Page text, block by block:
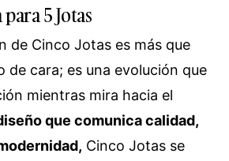
5 Jotas
de Cinco Jotas es más que
de cara; es una evolución que
mientras mira hacia el
que comunica calidad,
Cinco Jotas se